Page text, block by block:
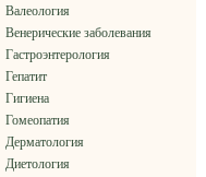
Валеология
Венерические заболевания
Гастроэнтерология
Гепатит
Гигиена
Гомеопатия
Дерматология
Диетология